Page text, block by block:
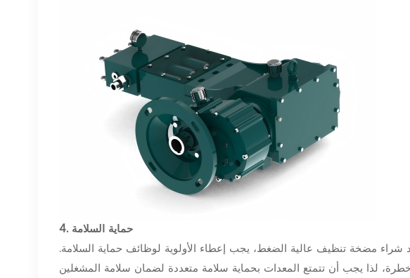
4. حماية السلامة
مضخة تنظيف عالية الضغط، يجب إعطاء الأولوية لوظائف حماية السلامة.